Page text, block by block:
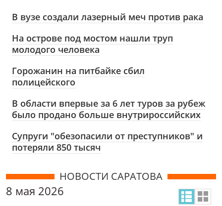
В вузе создали лазерный меч против рака
На острове под мостом нашли труп
молодого человека
Горожанин на питбайке сбил
полицейского
В области впервые за 6 лет туров за рубеж
было продано больше внутрироссийских
Супруги "обезопасили от преступников" и
потеряли 850 тысяч
НОВОСТИ САРАТОВА
8 мая 2026